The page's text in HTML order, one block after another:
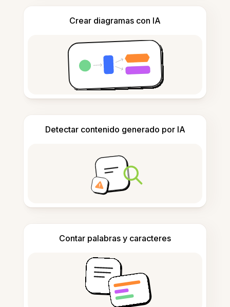
Crear diagramas con IA
Detectar contenido generado por IA
Contar palabras y caracteres